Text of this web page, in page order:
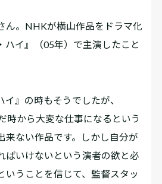
ん。NHKが横山作品をドラマ化
ハイ』（05年）で主演したこと
イ』の時もそうでしたが、
時から大変な仕事になるという
来ない作品です。しかし自分が
ばいけないという演者の欲と必
いうことを信じて、監督スタッ